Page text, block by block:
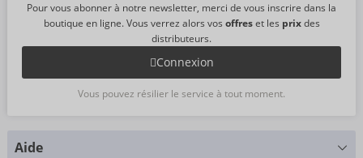
Pour vous abonner à notre newsletter, merci de vous inscrire dans la
boutique en ligne. Vous verrez alors vos offreset les prixdes
distributeurs.
Connexion
Vous pouvez résilier le service à tout moment.
Aide